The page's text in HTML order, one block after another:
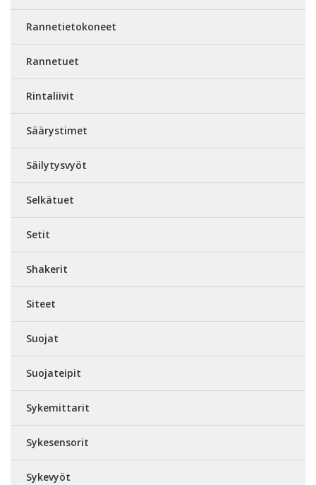
Rannetietokoneet
Rannetuet
Rintaliivit
Säärystimet
Säilytysvyöt
Selkätuet
Setit
Shakerit
Siteet
Suojat
Suojateipit
Sykemittarit
Sykesensorit
Sykevyöt